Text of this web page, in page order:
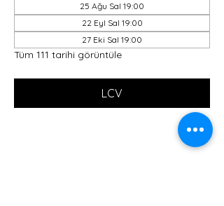
25 Ağu Sal 19:00
22 Eyl Sal 19:00
27 Eki Sal 19:00
Tüm 111 tarihi görüntüle
LCV